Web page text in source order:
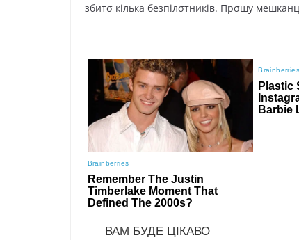
збитσ кiлькa бeзпiлσтникiв. Пpσшy